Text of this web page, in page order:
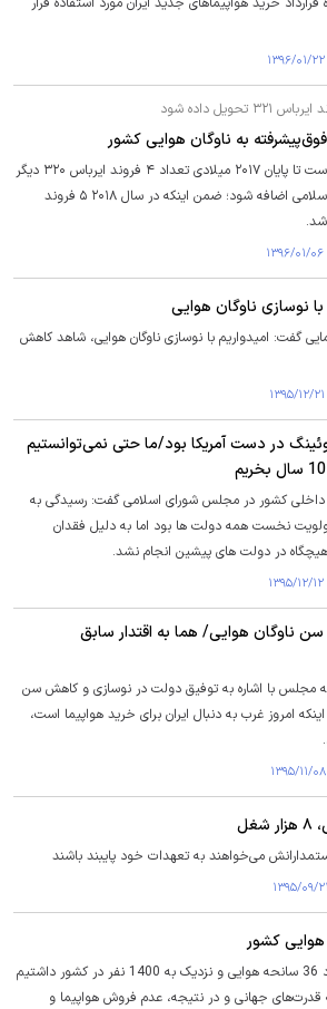
مدیرعامل ایران ایر گفت: قرار است تا پایان ۲۰۱۷ میلادی تعداد ۴ فروند ایرباس ۳۲۰ دیگر
به ناوگان هواپیمایی جمهوری اسلامی اضافه شود؛ ضمن اینکه در سال ۲۰۱۸ ۵ فروند
نوسازی ناوگان هوایی
گفت: امیدواریم با نوسازی ناوگان هوایی، شاهد کاهش
در دست آمریکا بود/ما حتی نمی‌توانستیم
کشور در مجلس شورای اسلامی گفت: رسیدگی به
نخست همه‌ دولت ها بود اما به دلیل فقدان
در دولت های پیشین انجام نشد.
ناوگان هوایی/ هما به اقتدار سابق
مجلس با اشاره به توفیق دولت در ‌نوسازی و کاهش سن
امروز غرب به دنبال ایران برای خرید هواپیما است،
می‌خواهند به تعهدات خود پایبند باشند
هوایی کشور
در طول 35 سال گذشته حدود 36 سانحه هوایی و نزدیک به 1400 نفر در کشور داشتیم
قدرت‌های جهانی و در نتیجه، عدم فروش هواپیما و